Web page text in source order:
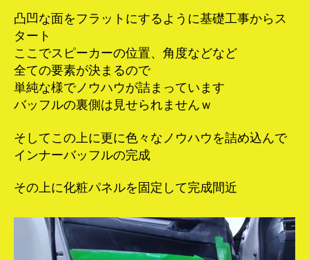
凸凹な面をフラットにするように基礎工事からス
タート
ここでスピーカーの位置、角度などなど
全ての要素が決まるので
単純な様でノウハウが詰まっています
バッフルの裏側は見せられませんｗ
そしてこの上に更に色々なノウハウを詰め込んで
インナーバッフルの完成
その上に化粧パネルを固定して完成間近